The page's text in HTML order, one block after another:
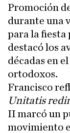
Promoción
durante una
para la fiesta
destacó los
décadas en
ortodoxos.
Francisco
Unitatis
II marcó un
movimiento